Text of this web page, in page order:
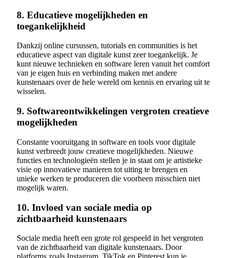
8. Educatieve mogelijkheden en
toegankelijkheid
Dankzij online cursussen, tutorials en communities is het
educatieve aspect van digitale kunst zeer toegankelijk. Je
kunt nieuwe technieken en software leren vanuit het comfort
van je eigen huis en verbinding maken met andere
kunstenaars over de hele wereld om kennis en ervaring uit te
wisselen.
9. Softwareontwikkelingen vergroten creatieve
mogelijkheden
Constante vooruitgang in software en tools voor digitale
kunst verbreedt jouw creatieve mogelijkheden. Nieuwe
functies en technologieën stellen je in staat om je artistieke
visie op innovatieve manieren tot uiting te brengen en
unieke werken te produceren die voorheen misschien niet
mogelijk waren.
10. Invloed van sociale media op
zichtbaarheid kunstenaars
Sociale media heeft een grote rol gespeeld in het vergroten
van de zichtbaarheid van digitale kunstenaars. Door